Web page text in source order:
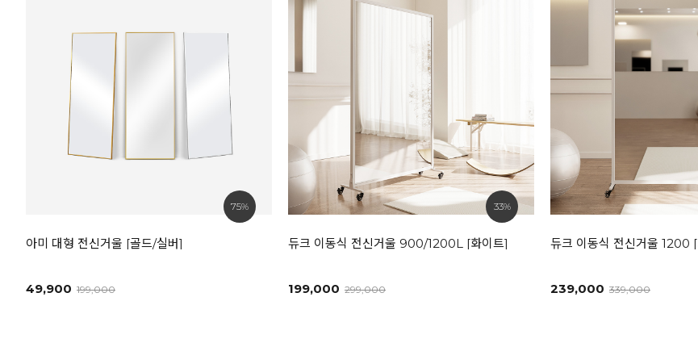
75%
아미 대형 전신거울 [골드/실버]
49,900 199,000
33%
듀크 이동식 전신거울 900/1200L [화이트]
199,000 299,000
듀크 이동식 전신거울 1200
239,000 339,000